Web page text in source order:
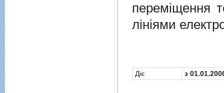
перемiщення
лiнiями
Діє з